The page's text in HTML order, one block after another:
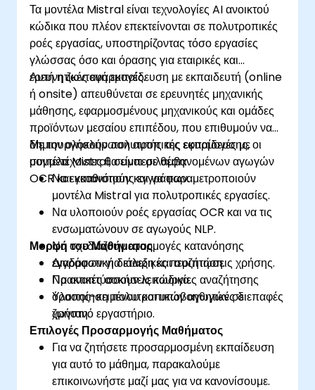
Τα μοντέλα Mistral είναι τεχνολογίες AI ανοικτού
κώδικα που πλέον επεκτείνονται σε πολυτροπικές
ροές εργασίας, υποστηρίζοντας τόσο εργασίες
γλώσσας όσο και όρασης για εταιρικές και
ερευνητικές εφαρμογές.
Αυτή η ζωντανή εκπαίδευση με εκπαιδευτή (online
ή onsite) απευθύνεται σε ερευνητές μηχανικής
μάθησης, εφαρμοσμένους μηχανικούς και ομάδες
προϊόντων μεσαίου επιπέδου, που επιθυμούν να
δημιουργήσουν πολυτροπικές εφαρμογές με
μοντέλα Mistral, συμπεριλαμβανομένων αγωγών
OCR και κατανόησης εγγράφων.
Με την ολοκλήρωση αυτής της εκπαίδευσης, οι
συμμετέχοντες θα είναι σε θέση:
Να εγκαθιστούν και να παραμετροποιούν
μοντέλα Mistral για πολυτροπικές εργασίες.
Να υλοποιούν ροές εργασίας OCR και να τις
ενσωματώνουν σε αγωγούς NLP.
Να σχεδιάζουν εφαρμογές κατανόησης
εγγράφων για εταιρικές περιπτώσεις χρήσης.
Να αναπτύσσουν λειτουργίες αναζήτησης
όρασης-κειμένου και υποβοηθητικές διεπαφές
χρήστη.
Μορφή του Μαθήματος
Διαδραστική διάλεξη και συζήτηση.
Πρακτικές ασκήσεις κώδικα.
Υλοποίηση πολυτροπικών αγωγών σε
ζωντανό εργαστήριο.
Επιλογές Προσαρμογής Μαθήματος
Για να ζητήσετε προσαρμοσμένη εκπαίδευση
για αυτό το μάθημα, παρακαλούμε
επικοινωνήστε μαζί μας για να κανονίσουμε.